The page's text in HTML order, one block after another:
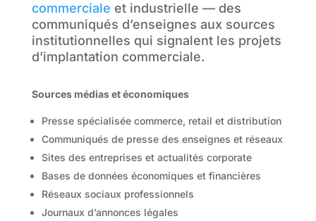
commerciale et industrielle — des
communiqués d’enseignes aux sources
institutionnelles qui signalent les projets
d’implantation commerciale.
Sources médias et économiques
Presse spécialisée commerce, retail et distribution
Communiqués de presse des enseignes et réseaux
Sites des entreprises et actualités corporate
Bases de données économiques et financières
Réseaux sociaux professionnels
Journaux d’annonces légales